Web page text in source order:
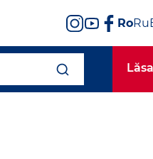
RoRu